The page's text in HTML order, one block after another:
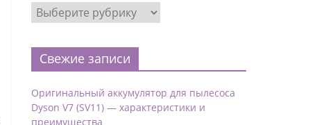
Свежие записи
Оригинальный аккумулятор для пылесоса
Dyson V7 (SV11) — характеристики и
преимущества